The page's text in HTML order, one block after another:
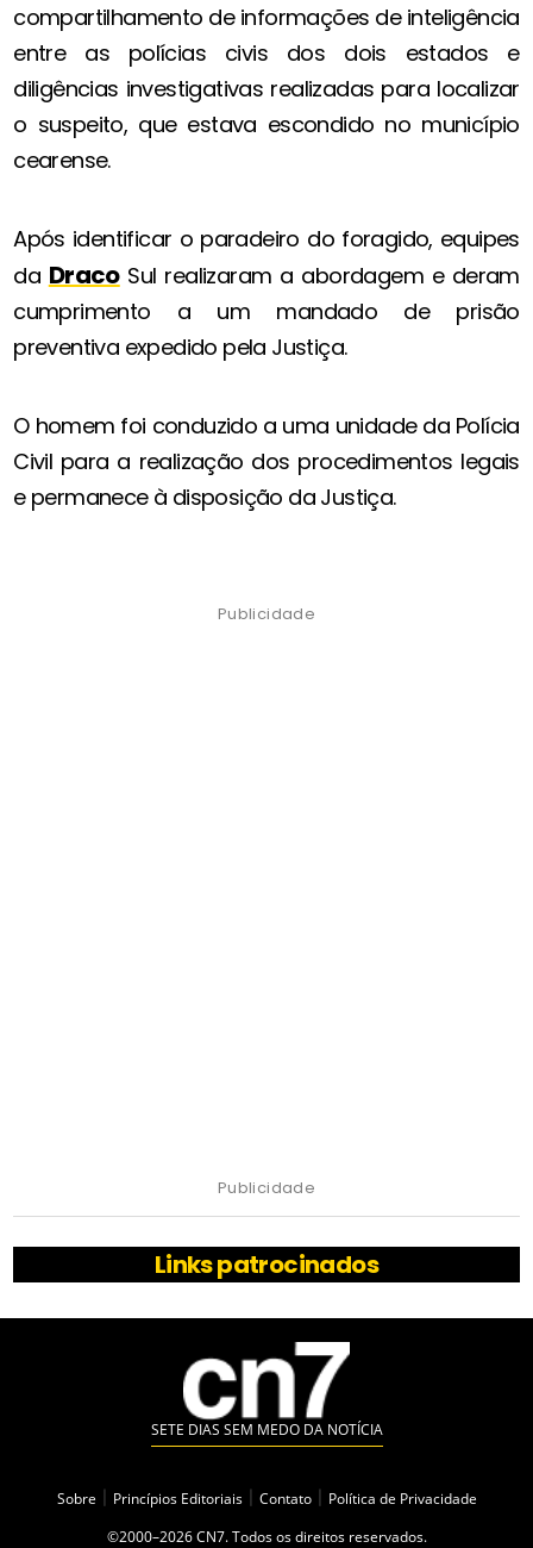
compartilhamento de informações de inteligência
entre as polícias civis dos dois estados e
diligências investigativas realizadas para localizar
o suspeito, que estava escondido no município
cearense.
Após identificar o paradeiro do foragido, equipes
da DracoSul realizaram a abordagem e deram
cumprimento a um mandado de prisão
preventiva expedido pela Justiça.
O homem foi conduzido a uma unidade da Polícia
Civil para a realização dos procedimentos legais
e permanece à disposição da Justiça.
Publicidade
Publicidade
Links patrocinados
SETE DIAS SEM MEDO DA NOTÍCIA
Sobre Princípios Editoriais Contato
Política de Privacidade
©2000–2026 CN7. Todos os direitos reservados.